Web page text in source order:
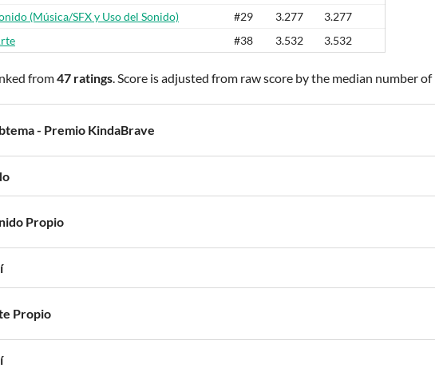
(Música/SFX y Uso del Sonido)
#29 3.277
3.277
#38 3.532 3.532
from47 ratings. Score is adjusted from raw score by the median number
- Premio KindaBrave
Propio
Propio